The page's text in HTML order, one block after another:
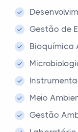
Gestão de
Bioquímica
Meio
Gestão